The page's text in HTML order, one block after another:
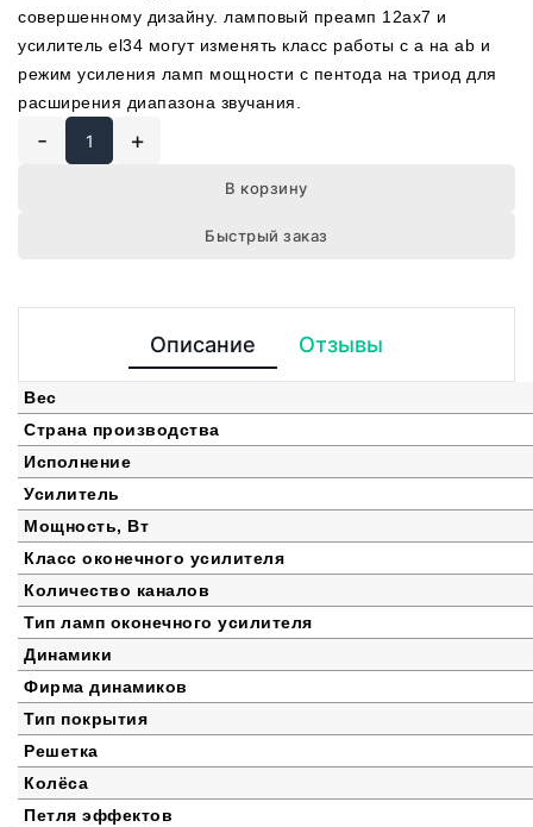
совершенному дизайну. ламповый преамп 12ax7 и
усилитель el34 могут изменять класс работы с a на ab и
режим усиления ламп мощности с пентода на триод для
расширения диапазона звучания.
- +
В корзину
Быстрый заказ
Описание Отзывы
Вес
Страна производства
Исполнение
Усилитель
Мощность, Вт
Класс оконечного усилителя
Количество каналов
Тип ламп оконечного усилителя
Динамики
Фирма динамиков
Тип покрытия
Решетка
Колёса
Петля эффектов